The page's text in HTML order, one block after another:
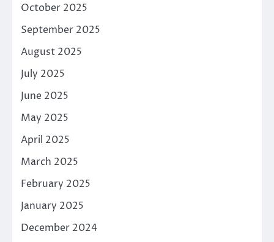
October 2025
September 2025
August 2025
July 2025
June 2025
May 2025
April 2025
March 2025
February 2025
January 2025
December 2024